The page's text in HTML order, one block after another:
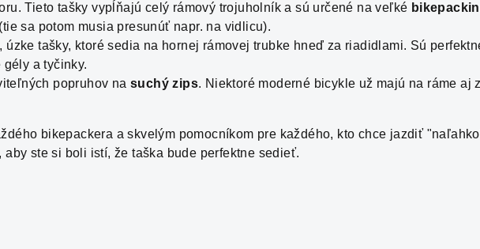
Tieto tašky vypĺňajú celý rámový trojuholník a sú určené na veľké
sa potom musia presunúť napr. na vidlicu).
úzke tašky, ktoré sedia na hornej rámovej trubke hneď za riadidlami. Sú
gély a tyčinky.
popruhov na suchý zips. Niektoré moderné bicykle už majú na ráme aj
bikepackera a skvelým pomocníkom pre každého, kto chce jazdiť
ste si boli istí, že taška bude perfektne sedieť.